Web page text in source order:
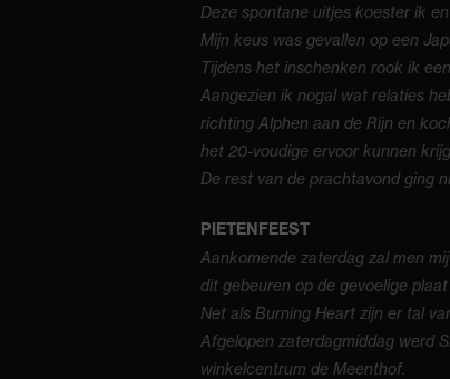
Deze spontane uitjes koester ik
Mijn keus was gevallen op een
Tijdens het inschenken rook ik
Aangezien ik nogal wat relaties
richting Alphen aan de Rijn en
het 20-voudige ervoor kunnen
De rest van de prachtavond ging
PIETENFEEST
Aankomende zaterdag zal men
dit gebeuren op de gevoelige
Net als Burning Heart zijn er tal
Afgelopen zaterdagmiddag werd
winkelcentrum de Meenthof.